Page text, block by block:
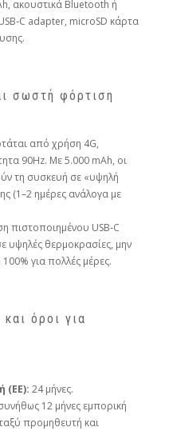
ακουστικά Bluetooth ή
adapter, microSD κάρτα
σωστή φόρτιση
από χρήση 4G,
90Hz. Με 5.000 mAh, οι
τη συσκευή σε «υψηλή
(1–2 ημέρες ανάλογα με
πιστοποιημένου USB‑C
υψηλές θερμοκρασίες, μην
για πολλές μέρες.
όροι για
(ΕΕ): 24 μήνες.
12 μήνες εμπορική
προμηθευτή και